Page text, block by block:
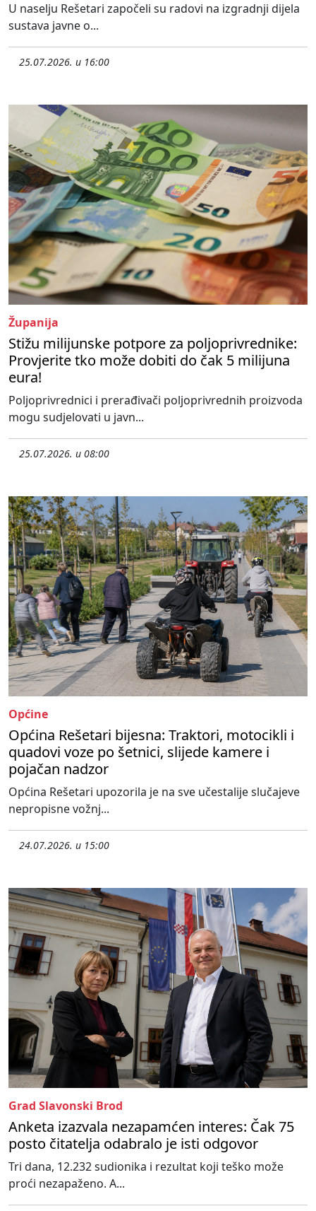
U naselju Rešetari započeli su radovi na izgradnji dijela
sustava javne o...
25.07.2026. u 16:00
Županija
Stižu milijunske potpore za poljoprivrednike:
Provjerite tko može dobiti do čak 5 milijuna
eura!
Poljoprivrednici i prerađivači poljoprivrednih proizvoda
mogu sudjelovati u javn...
25.07.2026. u 08:00
Općine
Općina Rešetari bijesna: Traktori, motocikli i
quadovi voze po šetnici, slijede kamere i
pojačan nadzor
Općina Rešetari upozorila je na sve učestalije slučajeve
nepropisne vožnj...
24.07.2026. u 15:00
Grad Slavonski Brod
Anketa izazvala nezapamćen interes: Čak 75
posto čitatelja odabralo je isti odgovor
Tri dana, 12.232 sudionika i rezultat koji teško može
proći nezapaženo. A...